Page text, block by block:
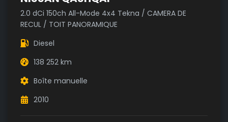
2.0 dCi 150ch All-Mode 4x4 Tekna / CAMERA DE
RECUL / TOIT PANORAMIQUE
Diesel
138 252 km
Boîte manuelle
2010